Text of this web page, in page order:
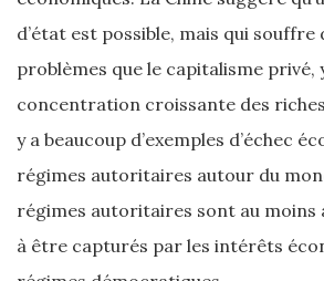
d’état est possible, mais qui souffre
problèmes que le capitalisme privé,
concentration croissante des
y a beaucoup d’exemples d’échec
régimes autoritaires autour du
régimes autoritaires sont au moins
à être capturés par les intérêts